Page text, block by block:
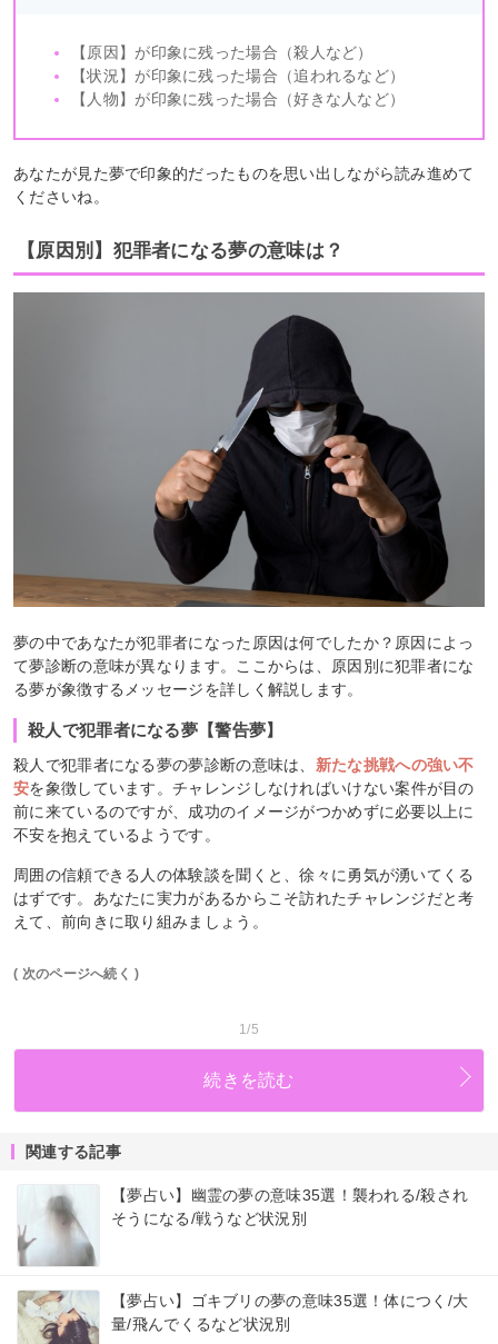
【原因】が印象に残った場合（殺人など）
【状況】が印象に残った場合（追われるなど）
【人物】が印象に残った場合（好きな人など）
あなたが見た夢で印象的だったものを思い出しながら読み進めて
くださいね。
【原因別】犯罪者になる夢の意味は？
夢の中であなたが犯罪者になった原因は何でしたか？原因によっ
て夢診断の意味が異なります。ここからは、原因別に犯罪者にな
る夢が象徴するメッセージを詳しく解説します。
殺人で犯罪者になる夢【警告夢】
殺人で犯罪者になる夢の夢診断の意味は、 新たな挑戦への強い不
安を象徴しています。チャレンジしなければいけない案件が目の
前に来ているのですが、成功のイメージがつかめずに必要以上に
不安を抱えているようです。
周囲の信頼できる人の体験談を聞くと、徐々に勇気が湧いてくる
はずです。あなたに実力があるからこそ訪れたチャレンジだと考
えて、前向きに取り組みましょう。
( 次のページへ続く )
1/5
続きを読む
関連する記事
【夢占い】幽霊の夢の意味35選！襲われる/殺され
そうになる/戦うなど状況別
【夢占い】ゴキブリの夢の意味35選！体につく/大
量/飛んでくるなど状況別